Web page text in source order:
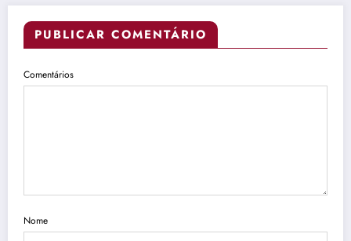
PUBLICAR COMENTÁRIO
Comentários
Nome